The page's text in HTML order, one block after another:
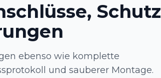
Schutz
ebenso wie komplette
und sauberer Montage.